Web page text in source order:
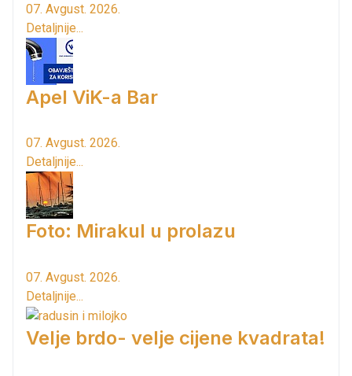
07. Avgust. 2026.
Detaljnije...
Apel ViK-a Bar
07. Avgust. 2026.
Detaljnije...
Foto: Mirakul u prolazu
07. Avgust. 2026.
Detaljnije...
Velje brdo- velje cijene kvadrata!